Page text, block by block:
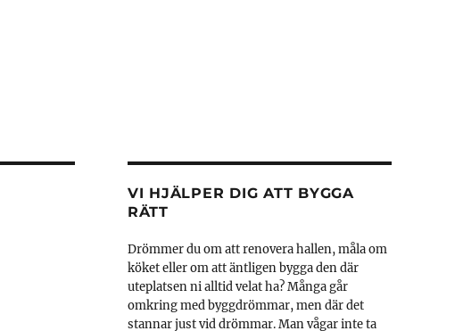
VI HJÄLPER DIG ATT BYGGA
RÄTT
Drömmer du om att renovera hallen, måla om
köket eller om att äntligen bygga den där
uteplatsen ni alltid velat ha? Många går
omkring med byggdrömmar, men där det
stannar just vid drömmar. Man vågar inte ta